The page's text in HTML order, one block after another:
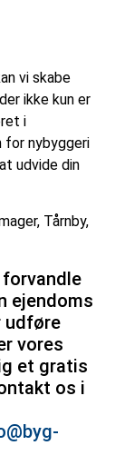
vi skabe
ikke kun er
i
for nybyggeri
udvide din
Tårnby,
ejendoms
udføre
vores
et gratis
os i